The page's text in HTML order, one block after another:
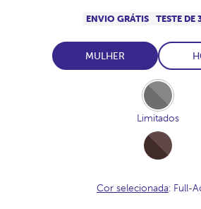
ENVIO GRÁTIS TESTE DE
MULHER
Full-
Acero
Limitados
Full-
Cocoa
Cor selecionada: Full-